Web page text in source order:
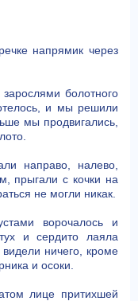
напрямик через
болотного
и мы решили
мы продвигались,
направо, налево,
прыгали с кочки на
не могли никак.
ворочалось и
и сердито лаяла
ничего, кроме
и осоки.
лице притихшей